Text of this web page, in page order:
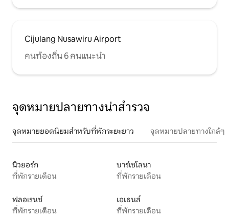
Cijulang Nusawiru Airport
คนท้องถิ่น 6 คนแนะนำ
จุดหมายปลายทางน่าสำรวจ
จุดหมายยอดนิยมสำหรับที่พักระยะยาว จุดหมายปลายทางใกล้ๆ
นิวยอร์ก
ที่พักรายเดือน
บาร์เซโลนา
ที่พักรายเดือน
ฟลอเรนซ์
ที่พักรายเดือน
เอเธนส์
ที่พักรายเดือน